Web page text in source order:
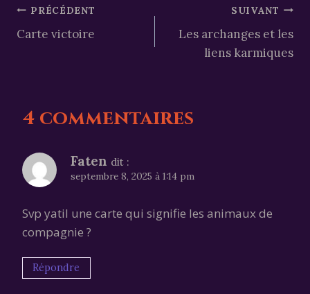
Navigation
de
PRÉCÉDENT
Carte victoire
SUIVANT
Les archanges et les
liens karmiques
4 commentaires
Faten dit :
septembre 8, 2025 à 1:14 pm
Svp yatil une carte qui signifie les animaux de
compagnie ?
Répondre